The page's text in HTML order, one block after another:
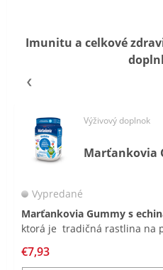
Imunitu a celkové
Výživový doplnok
Marťankovia
Vypredané
Marťankovia Gummy s
ktorá je tradičná rastlina na
pred oxidatívnym stresom
€7,93